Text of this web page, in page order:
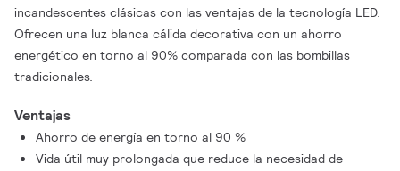
incandescentes clásicas con las ventajas de la tecnología LED.
Ofrecen una luz blanca cálida decorativa con un ahorro
energético en torno al 90% comparada con las bombillas
tradicionales.
Ventajas
Ahorro de energía en torno al 90 %
Vida útil muy prolongada que reduce la necesidad de